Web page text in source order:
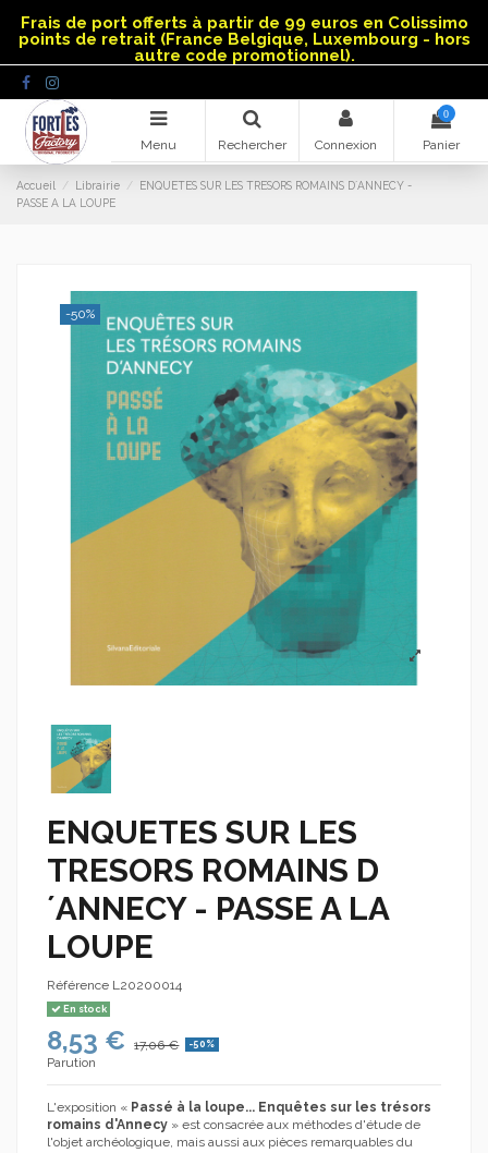
Frais de port offerts à partir de 99 euros en Colissimo
points de retrait (France Belgique, Luxembourg - hors
autre code promotionnel).
Menu Rechercher Connexion
0
Panier
Accueil Librairie
ENQUETES SUR LES TRESORS ROMAINS D´ANNECY -
PASSE A LA LOUPE
-50%
ENQUETES SUR LES
TRESORS ROMAINS D
´ANNECY - PASSE A LA
LOUPE
Référence L20200014
En stock
8,53 € 17,06 € -50%
Parution
L'exposition « Passé à la loupe... Enquêtes sur les trésors
romains d'Annecy » est consacrée aux méthodes d'étude de
l'objet archéologique, mais aussi aux pièces remarquables du